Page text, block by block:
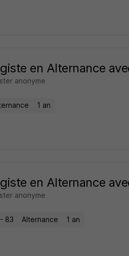
en Alternance
anonyme
1 an
en Alternance
anonyme
83 Alternance 1 an